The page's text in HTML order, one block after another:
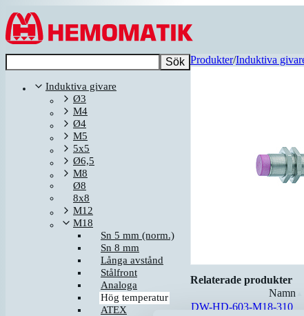
Hoppa till innehållet
Sök
Induktiva givare
Ø3
M4
Ø4
M5
5x5
Ø6,5
M8
Ø8
8x8
M12
M18
Sn 5 mm (norm.)
Sn 8 mm
Långa avstånd
Stålfront
Analoga
Hög temperatur
ATEX
Produkter/Induktiva
Relaterade produkter
Namn
DW-HD-603-M18-310